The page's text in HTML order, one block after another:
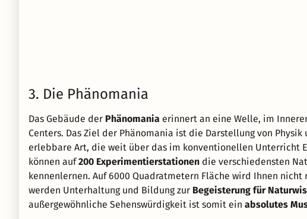
3. Die Phänomania
Das Gebäude der Phänomania erinnert an eine Welle, im
Centers. Das Ziel der Phänomania ist die Darstellung von
erlebbare Art, die weit über das im konventionellen Unterricht
können auf200 Experimentierstationen die verschiedensten
kennenlernen. Auf 6000 Quadratmetern Fläche wird Ihnen
werden Unterhaltung und Bildung zur Begeisterung für
außergewöhnliche Sehenswürdigkeit ist somit ein absolutes